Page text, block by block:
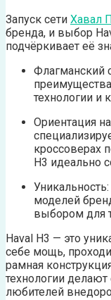
Запуск сети Хавал
бренда, и выбор
подчёркивает её
Флагманский
технологии и
Ориентация
кроссоверах
H3 идеально
Уникальность:
моделей
выбором для
Haval H3 — это
себе мощь,
рамная
технологии
любителей